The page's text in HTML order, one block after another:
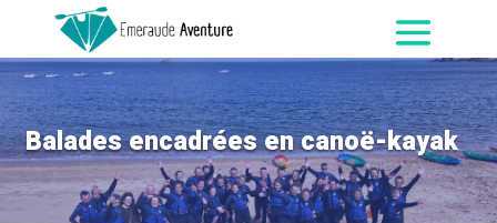
Balades encadrées en canoë-kayak